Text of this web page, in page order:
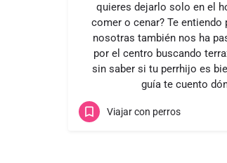
quieres dejarlo solo en el
comer o cenar? Te entiendo
nosotras también nos ha
por el centro buscando
sin saber si tu perrhijo es
guía te cuento
Viajar con perros